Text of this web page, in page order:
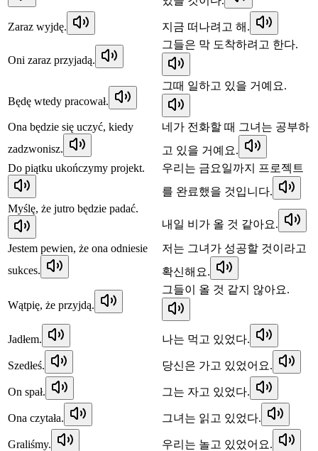
Zaraz wyjdę. 지금 떠나려고 해.
Oni zaraz przyjadą.
그들은 막 도착하려고 한다.
Będę wtedy pracował.
그때 일하고 있을 거예요.
Ona będzie się uczyć, kiedy
zadzwonisz.
네가 전화할 때 그녀는 공부하
고 있을 거예요.
Do piątku ukończymy projekt.
우리는 금요일까지 프로젝트
를 완료했을 것입니다.
Myślę, że jutro będzie padać.
내일 비가 올 것 같아요.
Jestem pewien, że ona odniesie
sukces.
저는 그녀가 성공할 것이라고
확신해요.
Wątpię, że przyjdą.
그들이 올 것 같지 않아요.
Jadłem. 나는 먹고 있었다.
Szedłeś. 당신은 가고 있었어요.
On spał. 그는 자고 있었다.
Ona czytała. 그녀는 읽고 있었다.
Graliśmy. 우리는 놀고 있었어요.